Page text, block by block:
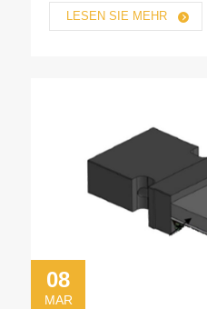
LESEN SIE MEHR
08
MAR